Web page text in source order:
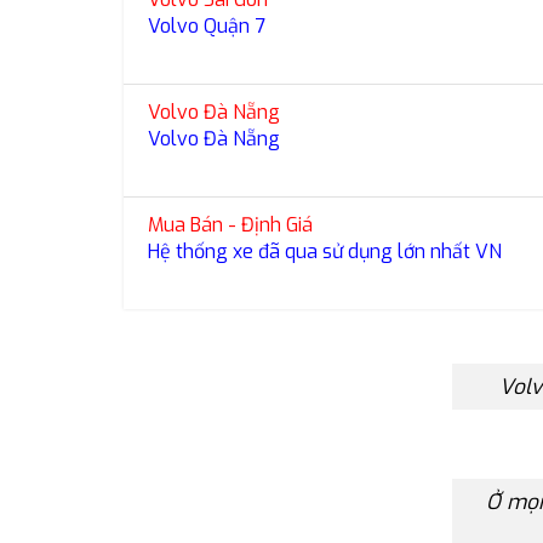
Volvo Quận 7
Volvo Đà Nẵng
Volvo Đà Nẵng
Mua Bán - Định Giá
Hệ thống xe đã qua sử dụng lớn nhất VN
Ở